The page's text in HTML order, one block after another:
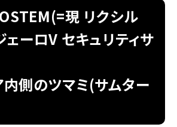
search現 リクシル
ーロV セキュリティサ
側のツマミ(サムター